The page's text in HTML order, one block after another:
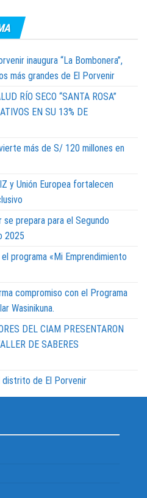
inaugura “La Bombonera”,
más grandes de El Porvenir
RÍO SECO “SANTA ROSA”
EN SU 13% DE
más de S/ 120 millones en
y Unión Europea fortalecen
prepara para el Segundo
2025
programa «Mi Emprendimiento
compromiso con el Programa
Wasinikuna.
DEL CIAM PRESENTARON
DE SABERES
distrito de El Porvenir